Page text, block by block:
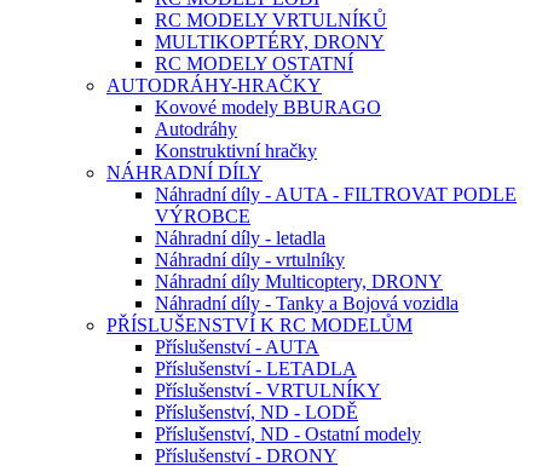
RC MODELY VRTULNÍKŮ
MULTIKOPTÉRY, DRONY
RC MODELY OSTATNÍ
AUTODRÁHY-HRAČKY
Kovové modely BBURAGO
Autodráhy
Konstruktivní hračky
NÁHRADNÍ DÍLY
Náhradní díly - AUTA - FILTROVAT PODLE
VÝROBCE
Náhradní díly - letadla
Náhradní díly - vrtulníky
Náhradní díly Multicoptery, DRONY
Náhradní díly - Tanky a Bojová vozidla
PŘÍSLUŠENSTVÍ K RC MODELŮM
Příslušenství - AUTA
Příslušenství - LETADLA
Příslušenství - VRTULNÍKY
Příslušenství, ND - LODĚ
Příslušenství, ND - Ostatní modely
Příslušenství - DRONY